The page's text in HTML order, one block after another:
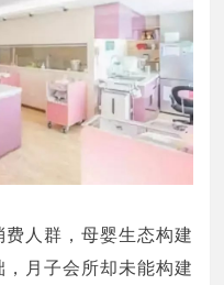
人群，母婴生态构建
月子会所却未能构建